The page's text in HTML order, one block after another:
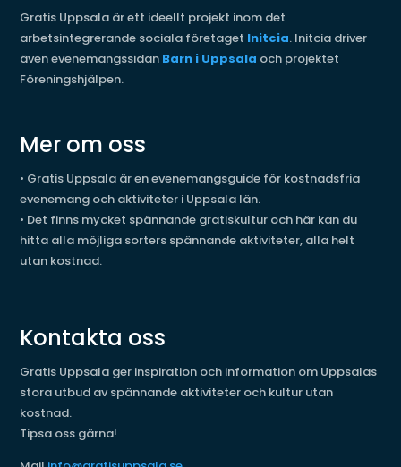
Gratis Uppsala är ett ideellt projekt inom det
arbetsintegrerande sociala företaget Initcia. Initcia driver
även evenemangssidan Barn i Uppsala och projektet
Föreningshjälpen.
Mer om oss
• Gratis Uppsala är en evenemangsguide för kostnadsfria
evenemang och aktiviteter i Uppsala län.
• Det finns mycket spännande gratiskultur och här kan du
hitta alla möjliga sorters spännande aktiviteter, alla helt
utan kostnad.
Kontakta oss
Gratis Uppsala ger inspiration och information om Uppsalas
stora utbud av spännande aktiviteter och kultur utan
kostnad.
Tipsa oss gärna!